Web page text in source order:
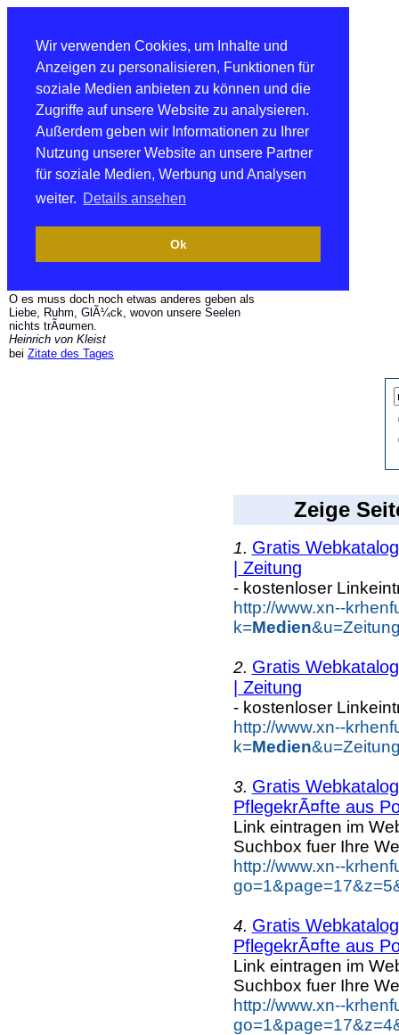
Wir verwenden Cookies, um Inhalte und
Anzeigen zu personalisieren, Funktionen für
soziale Medien anbieten zu können und die
Zugriffe auf unsere Website zu analysieren.
Außerdem geben wir Informationen zu Ihrer
Nutzung unserer Website an unsere Partner
für soziale Medien, Werbung und Analysen
weiter. Details ansehen
Ok
O es muss doch noch etwas anderes geben als
Liebe, Ruhm, GlÃ¼ck, wovon unsere Seelen
nichts trÃ¤umen.
Heinrich von Kleist
bei Zitate des Tages
Zeige
1. Gratis
| Zeitung
- kostenloser
http://www.xn--
k=Medien
2. Gratis
| Zeitung
- kostenloser
http://www.xn--
k=Medien
3. Gratis
PflegekrÃ¤fte aus
Link eintragen im
Suchbox fuer Ihre
http://www.xn--
4. Gratis
PflegekrÃ¤fte aus
Link eintragen im
Suchbox fuer Ihre
http://www.xn--